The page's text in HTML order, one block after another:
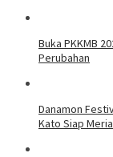
Buka PKKMB
Perubahan
Danamon
Kato Siap